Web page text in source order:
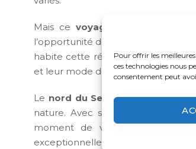
Pour offrir les
ces technologies nous
consentement peut
Mais cevoyage en Tanzanie
l’opportunité de découvrir la
habite cette région. En
et leur mode de vie, enrichissant
Le nord du Serengetiest
nature. Avec ses paysages
moment de votre safari vous
exceptionnelles. Les magnifiques